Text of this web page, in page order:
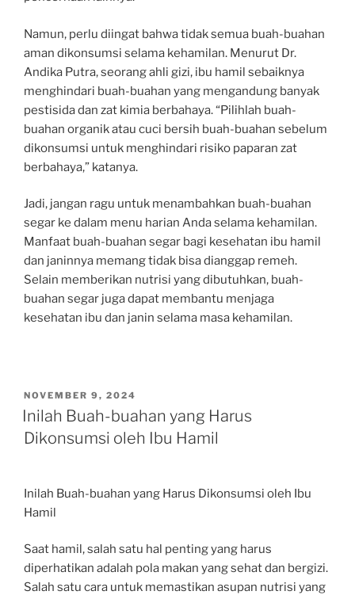
Namun, perlu diingat bahwa tidak semua buah-buahan
aman dikonsumsi selama kehamilan. Menurut Dr.
Andika Putra, seorang ahli gizi, ibu hamil sebaiknya
menghindari buah-buahan yang mengandung banyak
pestisida dan zat kimia berbahaya. “Pilihlah buah-
buahan organik atau cuci bersih buah-buahan sebelum
dikonsumsi untuk menghindari risiko paparan zat
berbahaya,” katanya.
Jadi, jangan ragu untuk menambahkan buah-buahan
segar ke dalam menu harian Anda selama kehamilan.
Manfaat buah-buahan segar bagi kesehatan ibu hamil
dan janinnya memang tidak bisa dianggap remeh.
Selain memberikan nutrisi yang dibutuhkan, buah-
buahan segar juga dapat membantu menjaga
kesehatan ibu dan janin selama masa kehamilan.
POSTED
ON
NOVEMBER 9, 2024
Inilah Buah-buahan yang Harus
Dikonsumsi oleh Ibu Hamil
Inilah Buah-buahan yang Harus Dikonsumsi oleh Ibu
Hamil
Saat hamil, salah satu hal penting yang harus
diperhatikan adalah pola makan yang sehat dan bergizi.
Salah satu cara untuk memastikan asupan nutrisi yang